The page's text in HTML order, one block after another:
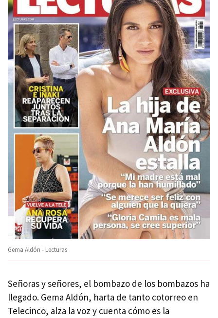
Gema Aldón - Lecturas
Señoras y señores, el bombazo de los bombazos ha
llegado. Gema Aldón, harta de tanto cotorreo en
Telecinco, alza la voz y cuenta cómo es la